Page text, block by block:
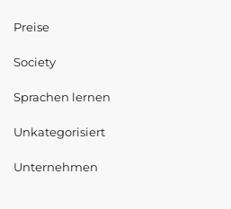
Preise
Society
Sprachen lernen
Unkategorisiert
Unternehmen